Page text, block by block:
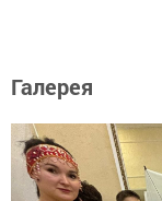
Галерея